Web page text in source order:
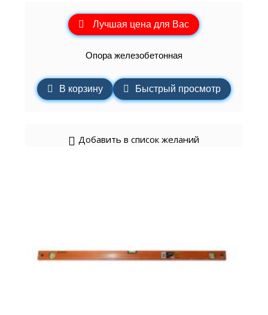
Лучшая цена для Вас
Опора железобетонная
В корзину Быстрый просмотр
Добавить в список желаний